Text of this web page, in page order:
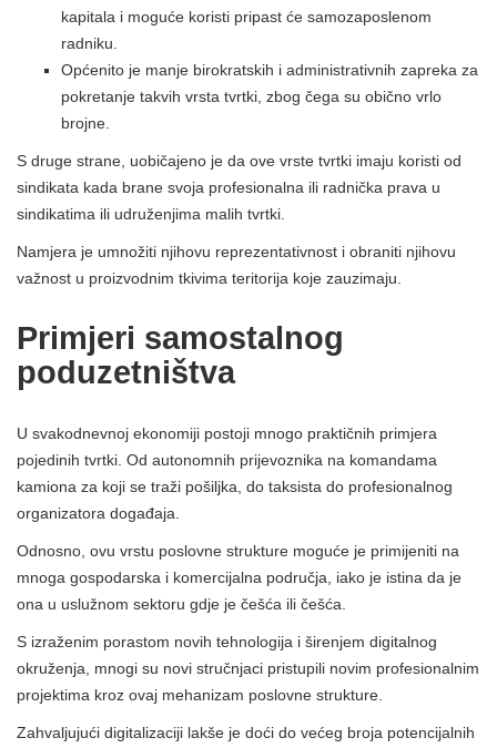
kapitala i moguće koristi pripast će samozaposlenom
radniku.
Općenito je manje birokratskih i administrativnih zapreka za
pokretanje takvih vrsta tvrtki, zbog čega su obično vrlo
brojne.
S druge strane, uobičajeno je da ove vrste tvrtki imaju koristi od
sindikata kada brane svoja profesionalna ili radnička prava u
sindikatima ili udruženjima malih tvrtki.
Namjera je umnožiti njihovu reprezentativnost i obraniti njihovu
važnost u proizvodnim tkivima teritorija koje zauzimaju.
Primjeri samostalnog
poduzetništva
U svakodnevnoj ekonomiji postoji mnogo praktičnih primjera
pojedinih tvrtki. Od autonomnih prijevoznika na komandama
kamiona za koji se traži pošiljka, do taksista do profesionalnog
organizatora događaja.
Odnosno, ovu vrstu poslovne strukture moguće je primijeniti na
mnoga gospodarska i komercijalna područja, iako je istina da je
ona u uslužnom sektoru gdje je češća ili češća.
S izraženim porastom novih tehnologija i širenjem digitalnog
okruženja, mnogi su novi stručnjaci pristupili novim profesionalnim
projektima kroz ovaj mehanizam poslovne strukture.
Zahvaljujući digitalizaciji lakše je doći do većeg broja potencijalnih